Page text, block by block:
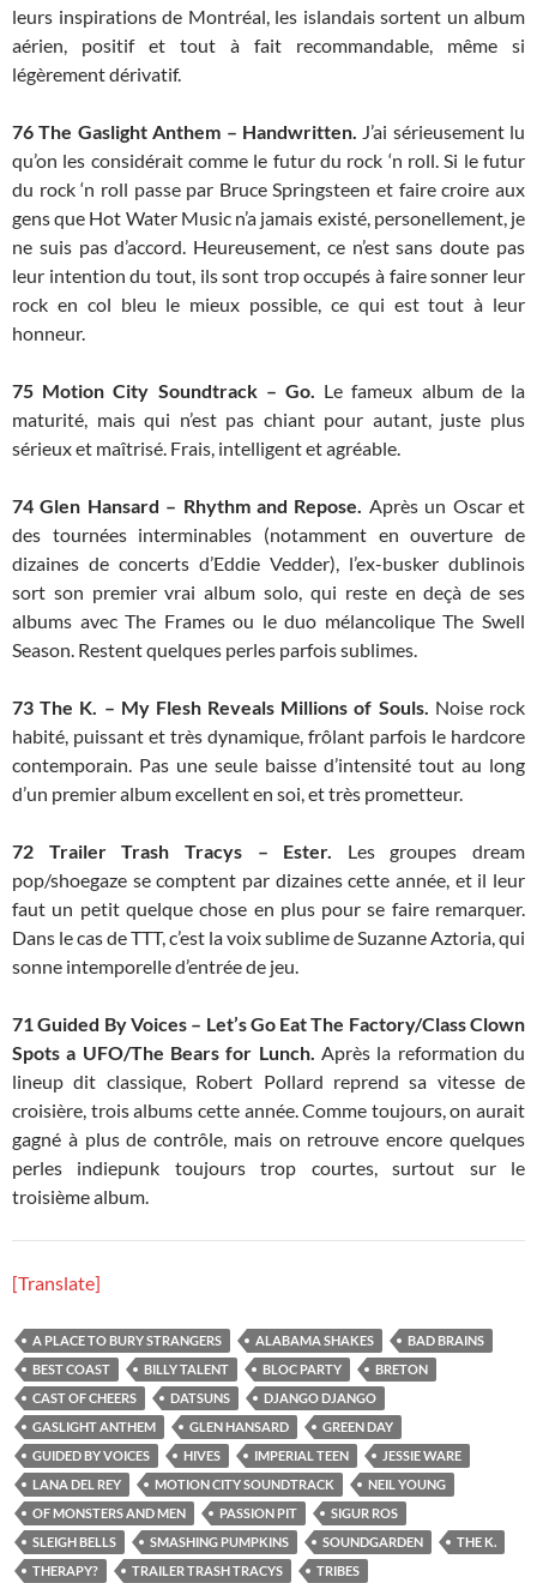
leurs inspirations de Montréal, les islandais sortent un album
aérien, positif et tout à fait recommandable, même si
légèrement dérivatif.
76 The Gaslight Anthem – Handwritten. J’ai sérieusement lu
qu’on les considérait comme le futur du rock ‘n roll. Si le futur
du rock ‘n roll passe par Bruce Springsteen et faire croire aux
gens que Hot Water Music n’a jamais existé, personellement, je
ne suis pas d’accord. Heureusement, ce n’est sans doute pas
leur intention du tout, ils sont trop occupés à faire sonner leur
rock en col bleu le mieux possible, ce qui est tout à leur
honneur.
75 Motion City Soundtrack – Go. Le fameux album de la
maturité, mais qui n’est pas chiant pour autant, juste plus
sérieux et maîtrisé. Frais, intelligent et agréable.
74 Glen Hansard – Rhythm and Repose. Après un Oscar et
des tournées interminables (notamment en ouverture de
dizaines de concerts d’Eddie Vedder), l’ex-busker dublinois
sort son premier vrai album solo, qui reste en deçà de ses
albums avec The Frames ou le duo mélancolique The Swell
Season. Restent quelques perles parfois sublimes.
73The K. – My Flesh Reveals Millions of Souls. Noise rock
habité, puissant et très dynamique, frôlant parfois le hardcore
contemporain. Pas une seule baisse d’intensité tout au long
d’un premier album excellent en soi, et très prometteur.
72 Trailer Trash Tracys – Ester. Les groupes dream
pop/shoegaze se comptent par dizaines cette année, et il leur
faut un petit quelque chose en plus pour se faire remarquer.
Dans le cas de TTT, c’est la voix sublime de Suzanne Aztoria, qui
sonne intemporelle d’entrée de jeu.
71 Guided By Voices – Let’s Go Eat The Factory/Class Clown
Spots a UFO/The Bears for Lunch. Après la reformation du
lineup dit classique, Robert Pollard reprend sa vitesse de
croisière, trois albums cette année. Comme toujours, on aurait
gagné à plus de contrôle, mais on retrouve encore quelques
perles indiepunk toujours trop courtes, surtout sur le
troisième album.
[Translate]
A PLACE TO BURY STRANGERS ALABAMA SHAKES
BAD BRAINS
BEST COAST
BILLY TALENT BLOC PARTY
BRETON
CAST OF CHEERS
DATSUNS
DJANGO DJANGO
GASLIGHT ANTHEM
GLEN HANSARD
GREEN DAY
GUIDED BY VOICES
HIVES IMPERIAL TEEN
JESSIE WARE
LANA DEL REY
MOTION CITY SOUNDTRACK
NEIL YOUNG
OF MONSTERS AND MEN
PASSION PIT
SIGUR ROS
SLEIGH BELLS
SMASHING PUMPKINS SOUNDGARDEN
THE K.
THERAPY?
TRAILER TRASH TRACYS TRIBES